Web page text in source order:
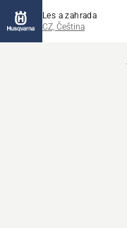
Les a zahrada
CZ, Čeština